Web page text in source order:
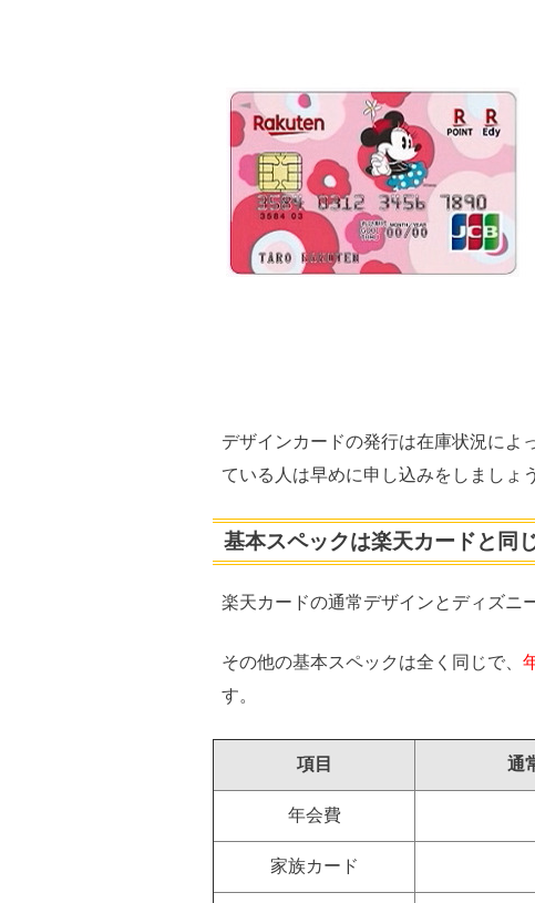
デザインカードの発行は在庫状況によ
ている人は早めに申し込みをしましょう
基本スペックは楽天カードと同
楽天カードの通常デザインとディズニ
その他の基本スペックは全く同じで、
す。
項目 通
年会費
家族カード